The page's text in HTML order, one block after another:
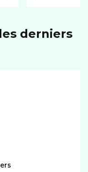
5G+
derniers